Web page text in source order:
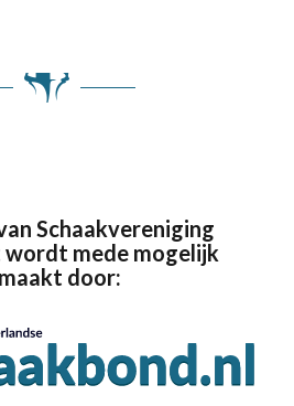
Schaakvereniging
wordt mede mogelijk
door: